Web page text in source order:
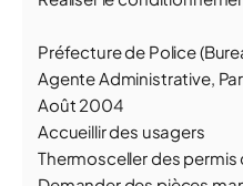
Préfecture de Police
Agente Administrative,
Août 2004
Accueillir des usagers
Thermosceller des